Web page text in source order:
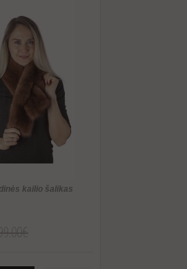
kailio šalikas